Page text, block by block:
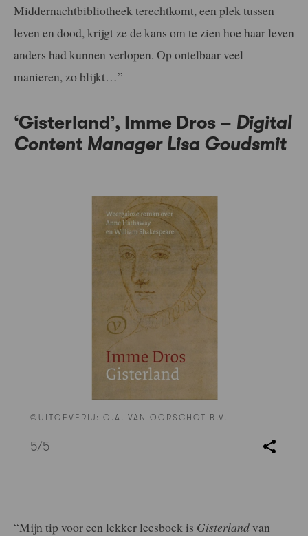
Middernachtbibliotheek terechtkomt, een plek tussen
leven en dood, krijgt ze de kans om te zien hoe haar leven
anders had kunnen verlopen. Op ontelbaar veel
manieren, zo blijkt…”
‘Gisterland’, Imme Dros – Digital
Content Manager Lisa Goudsmit
©UITGEVERIJ: G.A. VAN OORSCHOT B.V.
5/5
“Mijn tip voor een lekker leesboek is Gisterlandvan